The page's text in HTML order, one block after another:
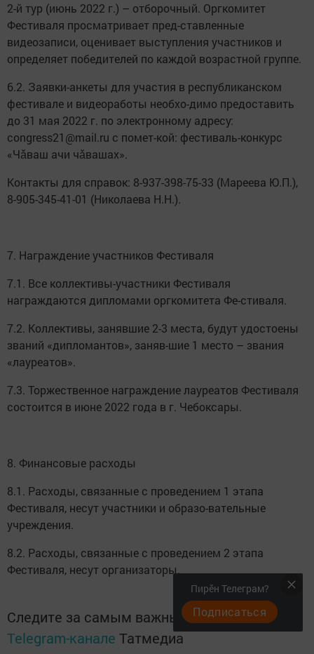
2-й тур (июнь 2022 г.) – отборочный. Оргкомитет
Фестиваля просматривает пред-ставленные
видеозаписи, оценивает выступления участников и
определяет победителей по каждой возрастной группе.
6.2. Заявки-анкеты для участия в республиканском
фестивале и видеоработы необхо-димо предоставить
до 31 мая 2022 г. по электронному адресу:
congress21@mail.ru с помет-кой: фестиваль-конкурс
«Чǎваш ачи чǎвашах».
Контакты для справок: 8-937-398-75-33 (Мареева Ю.П.),
8-905-345-41-01 (Николаева Н.Н.).
7. Награждение участников Фестиваля
7.1. Все коллективы-участники Фестиваля
награждаются дипломами оргкомитета Фе-стиваля.
7.2. Коллективы, занявшие 2-3 места, будут удостоены
званий «дипломантов», заняв-шие 1 место – звания
«лауреатов».
7.3. Торжественное награждение лауреатов Фестиваля
состоится в июне 2022 года в г. Чебоксары.
8. Финансовые расходы
8.1. Расходы, связанные с проведением 1 этапа
Фестиваля, несут участники и образо-вательные
учреждения.
8.2. Расходы, связанные с проведением 2 этапа
Фестиваля, несут организаторы.
Следите за самым важным и интересным в
Telegram-канале Татмедиа
Пирӗн Телеграм?
Подписаться